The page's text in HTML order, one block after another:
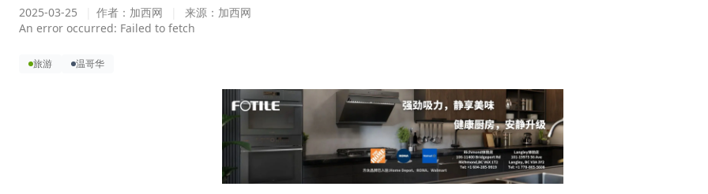
2025-03-25 作者： 加西网 来源： 加西网
An error occurred: Failed to fetch
旅游 温哥华